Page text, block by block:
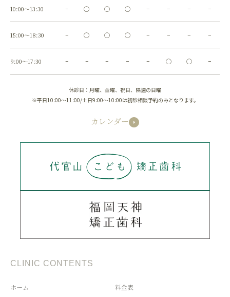
10:00～13:30 − ◯ ◯ ◯ − − − −
15:00～18:30 − ◯ ◯ ◯ − − − −
9:00～17:30 − − − − − ◯ ◯ −
休診日：月曜、金曜、祝日、隔週の日曜
※平日10:00～11:00/土日9:00～10:00は初診相談予約のみとなります。
カレンダー
CLINIC CONTENTS
ホーム 料金表